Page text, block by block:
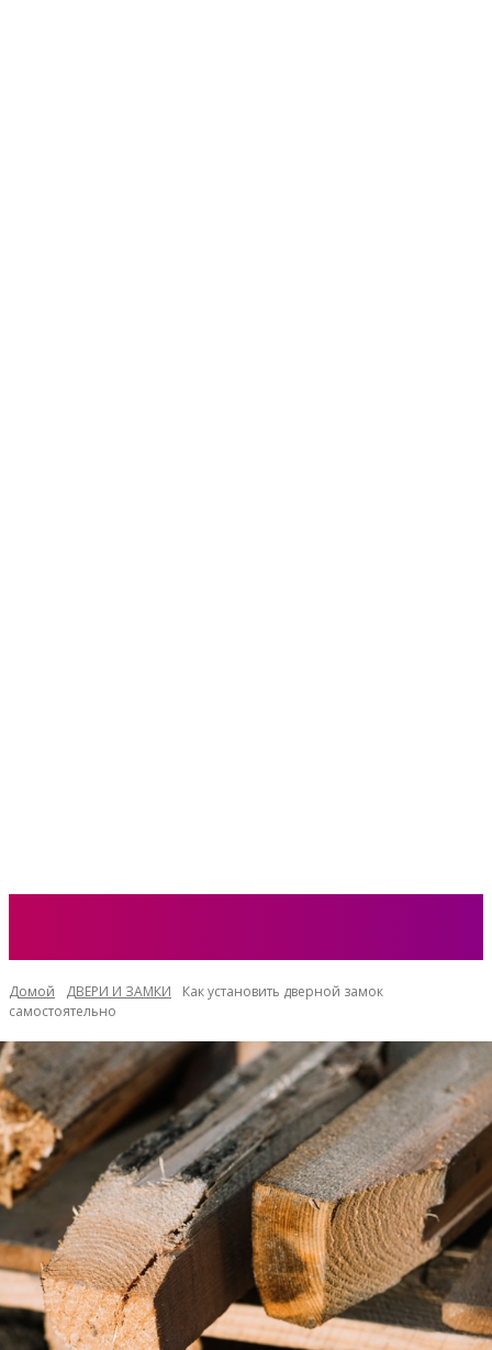
Домой ДВЕРИ И ЗАМКИ
Как установить дверной замок
самостоятельно